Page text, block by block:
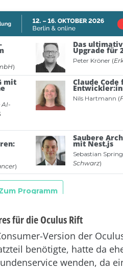
für die Oculus Rift
Version der
benötigte, hatte da
wenden, da